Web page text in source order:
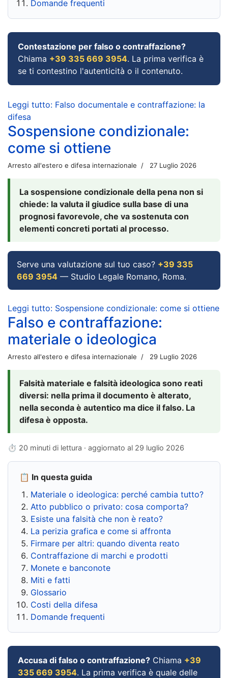
Domande frequenti
Contestazione per falso o contraffazione?
Chiama +39 335 669 3954. La prima verifica è
se ti contestino l'autenticità o il contenuto.
Leggi tutto: Falso documentale e contraffazione: la
difesa
Sospensione condizionale:
come si ottiene
Arresto all'estero e difesa internazionale 27 Luglio 2026
La sospensione condizionale della pena non si
chiede: la valuta il giudice sulla base di una
prognosi favorevole, che va sostenuta con
elementi concreti portati al processo.
Serve una valutazione sul tuo caso? +39 335
669 3954 — Studio Legale Romano, Roma.
Leggi tutto: Sospensione condizionale: come si ottiene
Falso e contraffazione:
materiale o ideologica
Arresto all'estero e difesa internazionale 29 Luglio 2026
Falsità materiale e falsità ideologica sono reati
diversi: nella prima il documento è alterato,
nella seconda è autentico ma dice il falso. La
difesa è opposta.
⏱ 20 minuti di lettura · aggiornato al 29 luglio 2026
📋 In questa guida
Materiale o ideologica: perché cambia tutto?
Atto pubblico o privato: cosa comporta?
Esiste una falsità che non è reato?
La perizia grafica e come si affronta
Firmare per altri: quando diventa reato
Contraffazione di marchi e prodotti
Monete e banconote
Miti e fatti
Glossario
Costi della difesa
Domande frequenti
Accusa di falso o contraffazione? Chiama +39
335 669 3954. La prima verifica è quale delle